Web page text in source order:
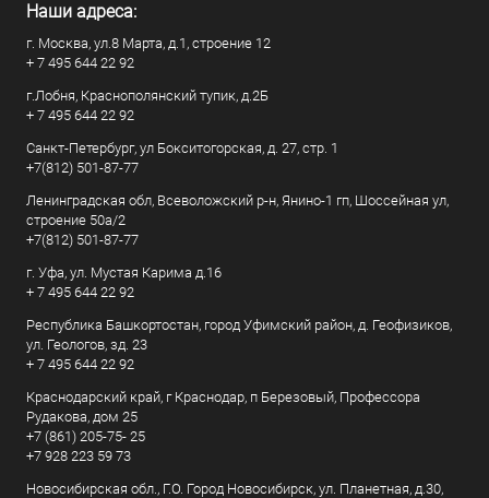
Наши адреса:
г. Москва, ул.8 Марта, д.1, строение 12
+ 7 495 644 22 92
г.Лобня, Краснополянский тупик, д.2Б
+ 7 495 644 22 92
Санкт-Петербург, ул Бокситогорская, д. 27, стр. 1
+7(812) 501-87-77
Ленинградская обл, Всеволожский р-н, Янино-1 гп, Шоссейная ул,
строение 50а/2
+7(812) 501-87-77
г. Уфа, ул. Мустая Карима д.16
+ 7 495 644 22 92
Республика Башкортостан, город Уфимский район, д. Геофизиков,
ул. Геологов, зд. 23
+ 7 495 644 22 92
Краснодарский край, г Краснодар, п Березовый, Профессора
Рудакова, дом 25
+7 (861) 205-75- 25
+7 928 223 59 73
Новосибирская обл., Г.О. Город Новосибирск, ул. Планетная, д.30,